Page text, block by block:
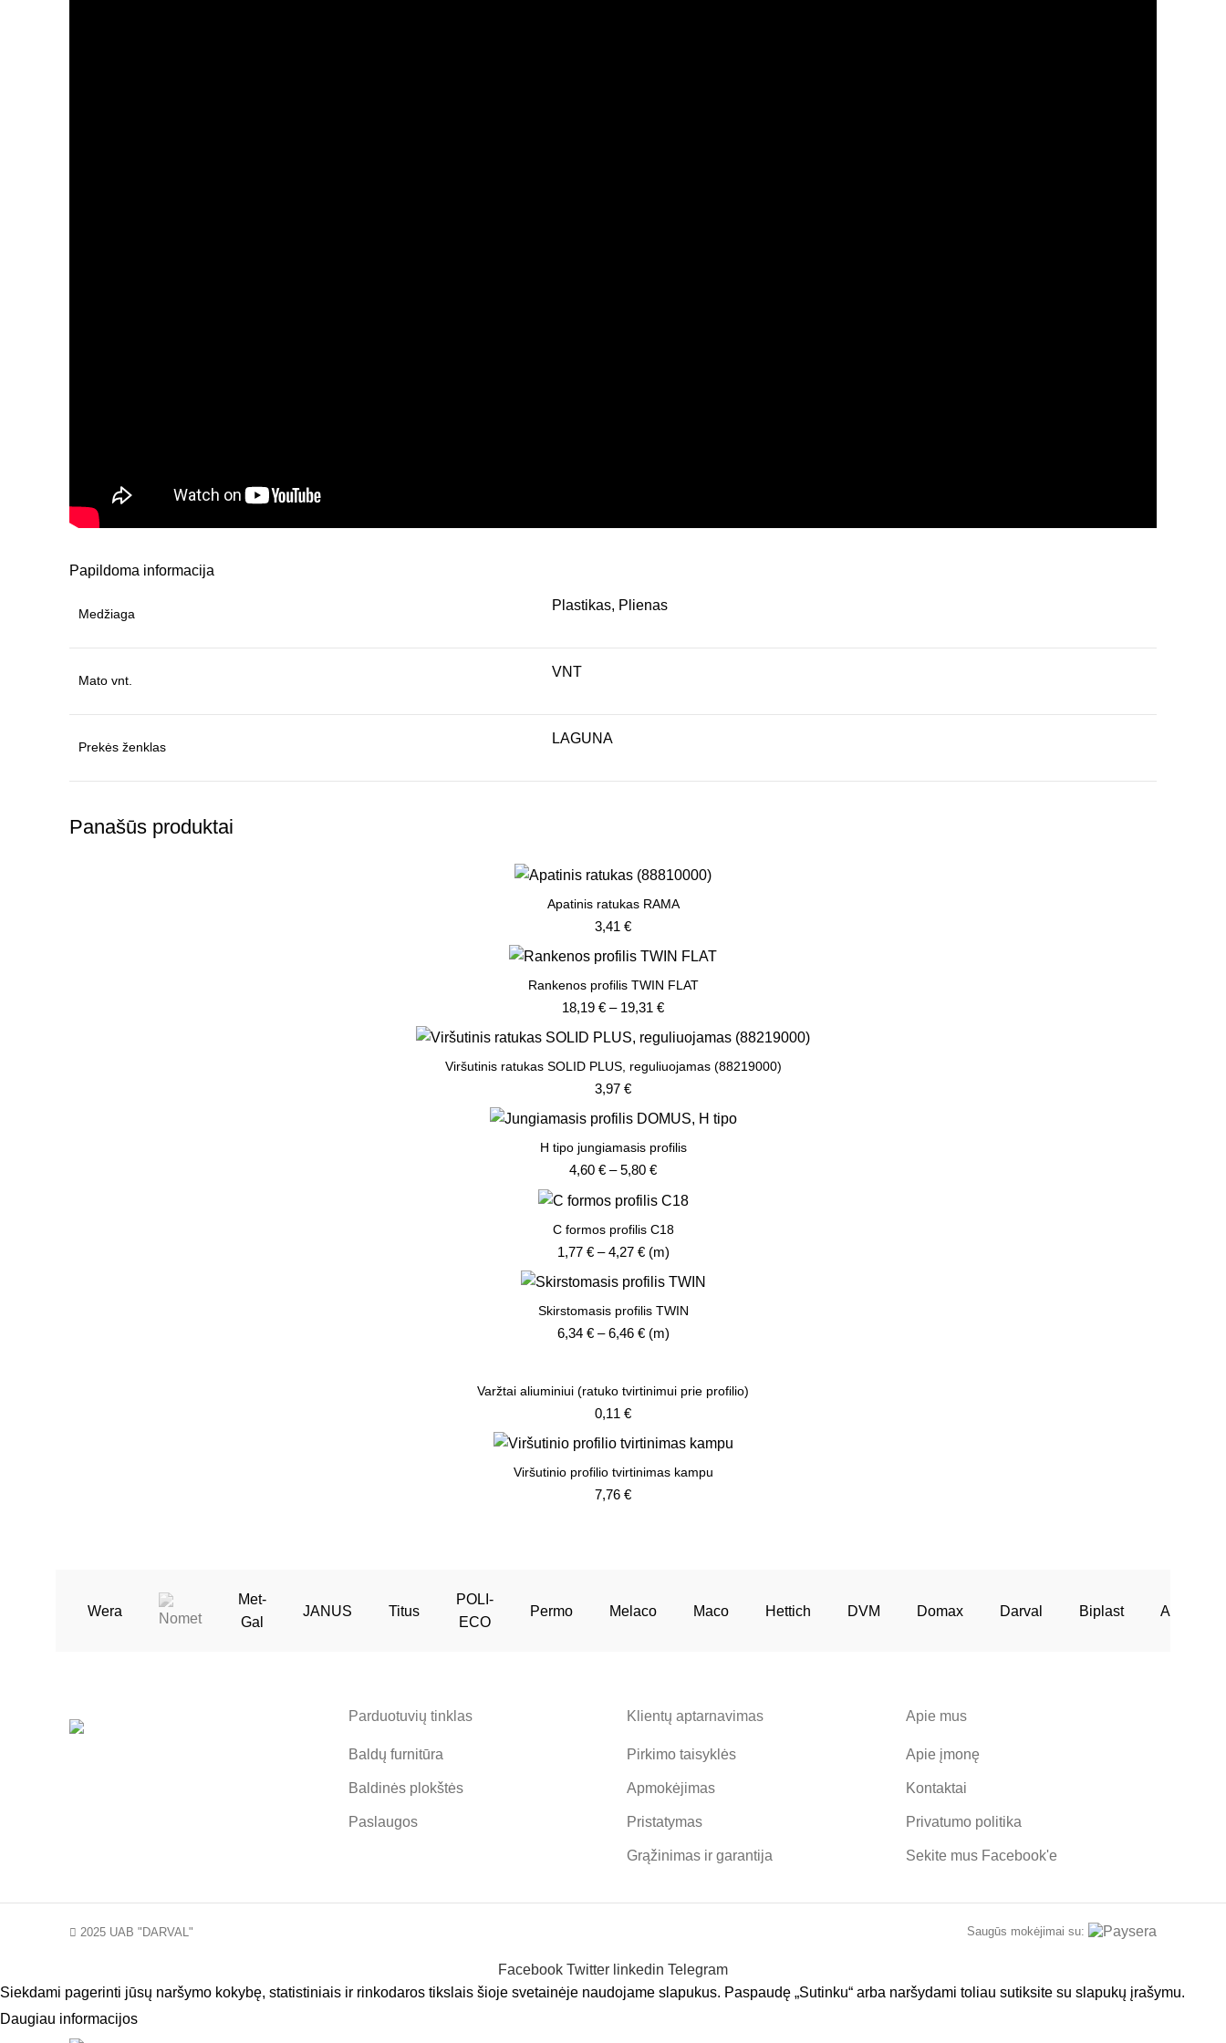
Papildoma informacija
Medžiaga
Plastikas, Plienas
Mato vnt.
VNT
Prekės ženklas
LAGUNA
Panašūs produktai
Apatinis ratukas RAMA
3,41 €
Rankenos profilis TWIN FLAT
18,19 € – 19,31 €Price
18,19 €
through
19,31 €
Viršutinis ratukas SOLID PLUS, reguliuojamas (88219000)
3,97 €
H tipo jungiamasis profilis
4,60 € – 5,80 €Price
4,60 €
5,80 €
C formos profilis C18
1,77 € – 4,27 €Price
1,77 €
through
4,27 €
(m)
Skirstomasis profilis TWIN
6,34 € – 6,46 €Price
through
(m)
Varžtai aliuminiui (ratuko tvirtinimui prie profilio)
0,11 €
Viršutinio profilio tvirtinimas kampu
7,76 €
Wera
Met-
Gal
JANUS Titus
POLI-
ECO
Permo Melaco Maco Hettich DVM Domax Darval Biplast AGT
Parduotuvių tinklas
Baldų furnitūra
Baldinės plokštės
Paslaugos
Klientų aptarnavimas
Pirkimo taisyklės
Apmokėjimas
Pristatymas
Grąžinimas ir garantija
Apie mus
Apie įmonę
Kontaktai
Privatumo politika
Sekite mus Facebook'e
2025 UAB "DARVAL" Saugūs mokėjimai su:
Facebook Twitter linkedin Telegram
Siekdami pagerinti jūsų naršymo kokybę, statistiniais ir rinkodaros tikslais šioje svetainėje naudojame slapukus. Paspaudę „Sutinku“ arba naršydami toliau sutiksite su slapukų įrašymu.
Daugiau informacijos